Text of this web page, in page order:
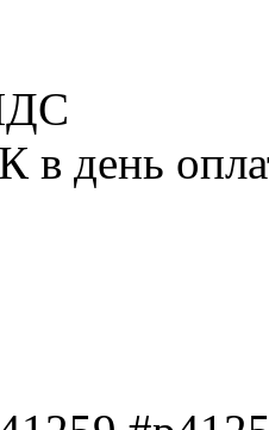
в день